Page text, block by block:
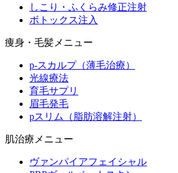
しこり・ふくらみ修正注射
ボトックス注入
痩身・毛髪メニュー
p-スカルプ（薄毛治療）
光線療法
育毛サプリ
眉毛発毛
pスリム（脂肪溶解注射）
肌治療メニュー
ヴァンパイアフェイシャル